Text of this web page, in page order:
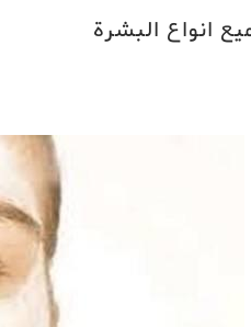
انواع البشرة